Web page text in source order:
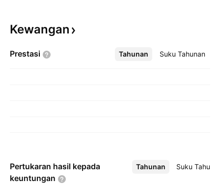
Kewangan
Prestasi Tahunan Suku Tahunan
Lebih
Pertukaran hasil kepada
keuntungan
Tahunan Suku
Lebih